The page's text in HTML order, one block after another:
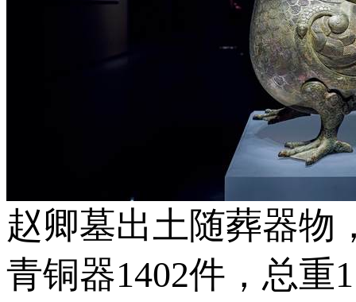
赵卿墓出土随葬器物
青铜器1402件，总重